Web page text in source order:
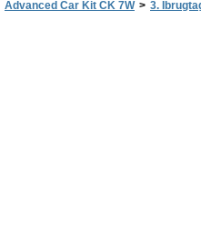
Advanced Car Kit CK 7W > 3.